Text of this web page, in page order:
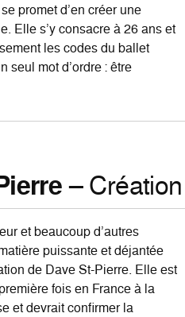
promet d’en créer une
Elle s’y consacre à 26 ans et
les codes du ballet
seul mot d’ordre : être
–
et beaucoup d’autres
puissante et déjantée
de Dave St-Pierre. Elle est
fois en France à la
et devrait confirmer la